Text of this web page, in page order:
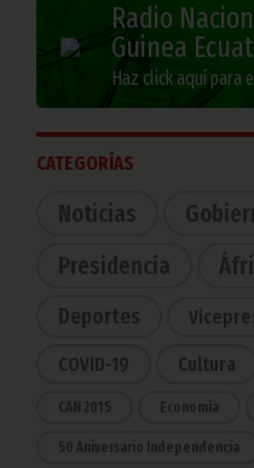
Radio
Guinea
Haz click aquí para
CATEGORÍAS
Noticias
Presidencia
Deportes
COVID-19 Cultura
CAN 2015 Economía
50 Aniversario Independencia